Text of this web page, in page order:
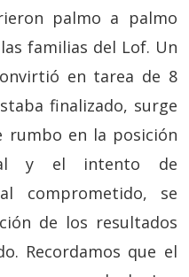
palmo a palmo
familias del Lof. Un
en tarea de 8
finalizado, surge
rumbo en la posición
y el intento de
comprometido, se
de los resultados
Recordamos que el